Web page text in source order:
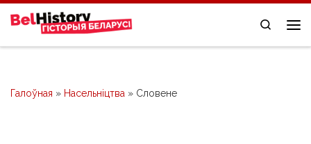
Skip to content
Search
Галоўная » Насельніцтва » Словене